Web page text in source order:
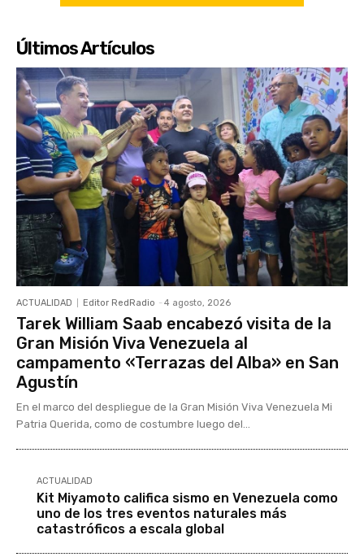
Últimos Artículos
ACTUALIDAD Editor RedRadio - 4 agosto, 2026
Tarek William Saab encabezó visita de la
Gran Misión Viva Venezuela al
campamento «Terrazas del Alba» en San
Agustín
En el marco del despliegue de la Gran Misión Viva Venezuela Mi
Patria Querida, como de costumbre luego del...
ACTUALIDAD
Kit Miyamoto califica sismo en Venezuela como
uno de los tres eventos naturales más
catastróficos a escala global